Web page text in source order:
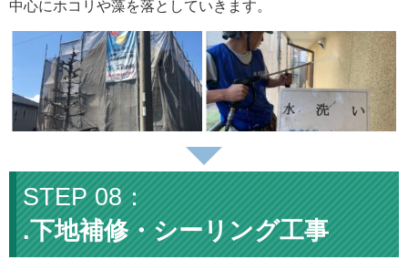
中心にホコリや藻を落としていきます。
.下地補修・シーリング工事